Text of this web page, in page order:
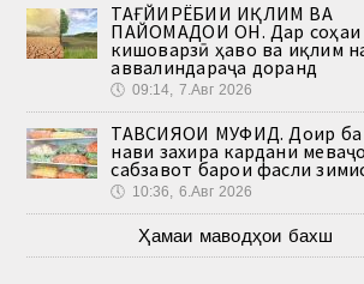
ТАҒЙИРЁБИИ ИҚЛИМ ВА
ПАЙОМАДҲОИ ОН. Дар соҳаи
кишоварзӣ ҳаво ва иқлим
аввалиндараҷа доранд
🕔 09:14, 7.Авг 2026
ТАВСИЯҲОИ МУФИД. Доир ба
нави захира кардани
сабзавот барои фасли
🕔 10:36, 6.Авг 2026
Ҳамаи маводҳои бахш